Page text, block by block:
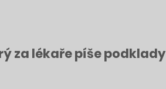
za lékaře píše podklady